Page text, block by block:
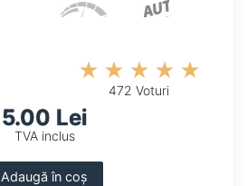
472 Voturi
5.00 Lei
TVA inclus
Adaugă în coș